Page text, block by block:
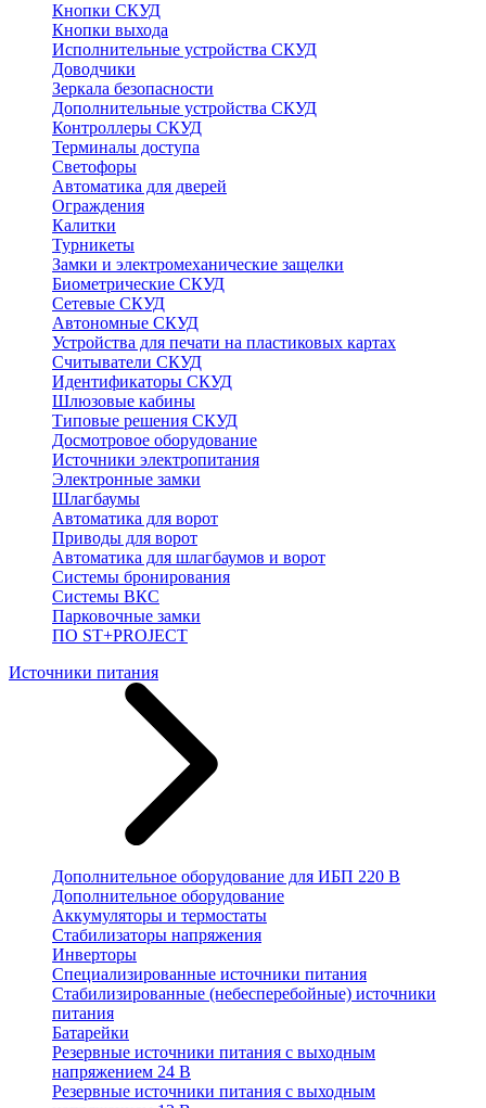
Кнопки СКУД
Кнопки выхода
Исполнительные устройства СКУД
Доводчики
Зеркала безопасности
Дополнительные устройства СКУД
Контроллеры СКУД
Терминалы доступа
Светофоры
Автоматика для дверей
Ограждения
Калитки
Турникеты
Замки и электромеханические защелки
Биометрические СКУД
Сетевые СКУД
Автономные СКУД
Устройства для печати на пластиковых картах
Считыватели СКУД
Идентификаторы СКУД
Шлюзовые кабины
Типовые решения СКУД
Досмотровое оборудование
Источники электропитания
Электронные замки
Шлагбаумы
Автоматика для ворот
Приводы для ворот
Автоматика для шлагбаумов и ворот
Системы бронирования
Системы ВКС
Парковочные замки
ПО ST+PROJECT
Источники питания
Дополнительное оборудование для ИБП 220 В
Дополнительное оборудование
Аккумуляторы и термостаты
Стабилизаторы напряжения
Инверторы
Специализированные источники питания
Стабилизированные (небесперебойные) источники
питания
Батарейки
Резервные источники питания с выходным
напряжением 24 В
Резервные источники питания с выходным